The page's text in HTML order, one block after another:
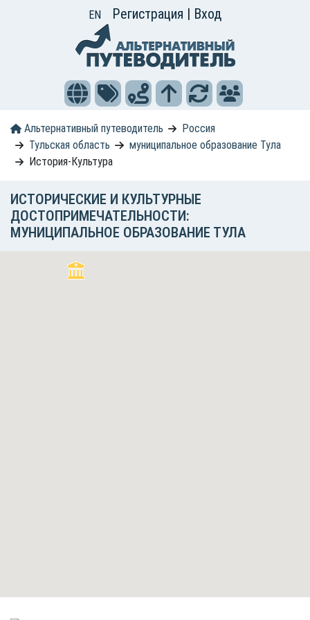
EN Регистрация | Вход
Альтернативный путеводитель
Россия
Тульская область
муниципальное образование Тула
История-Культура
ИСТОРИЧЕСКИЕ И КУЛЬТУРНЫЕ
ДОСТОПРИМЕЧАТЕЛЬНОСТИ:
МУНИЦИПАЛЬНОЕ ОБРАЗОВАНИЕ ТУЛА